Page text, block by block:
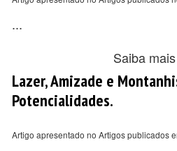
...
Saiba
Lazer, Amizade e
Potencialidades.
Artigo apresentado no Artigos publicados